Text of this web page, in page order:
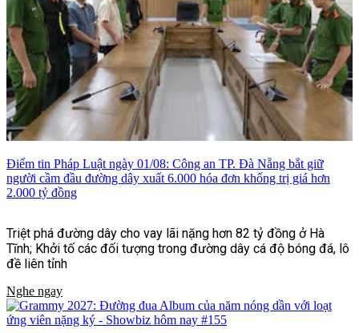
Điểm tin Pháp Luật ngày 01/08: Công an TP. Đà Nẵng bắt giữ
người cầm đầu đường dây xuất 6.000 hóa đơn khống trị giá hơn
2.000 tỷ đồng
Triệt phá đường dây cho vay lãi nặng hơn 82 tỷ đồng ở Hà
Tĩnh; Khởi tố các đối tượng trong đường dây cá độ bóng đá, lô
đề liên tỉnh
Nghe ngay